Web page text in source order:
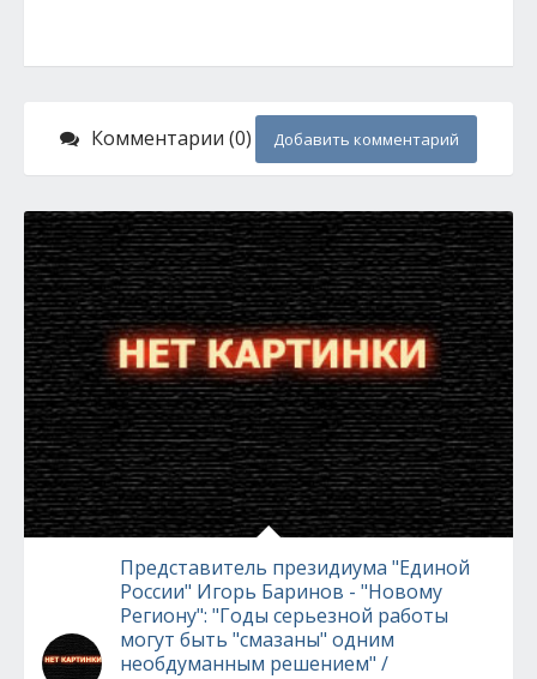
Комментарии (0) Добавить комментарий
Представитель президиума "Единой
России" Игорь Баринов - "Новому
Региону": "Годы серьезной работы
могут быть "смазаны" одним
необдуманным решением" /